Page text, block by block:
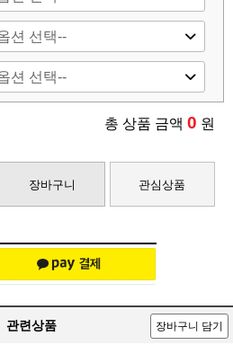
총 상품 금액 0 원
장바구니 관심상품
관련상품 장바구니 담기